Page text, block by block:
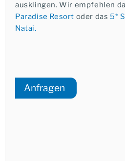
ausklingen. Wir empfehlen
Paradise Resort oder das 5*
Natai.
Anfragen
+49-6021-